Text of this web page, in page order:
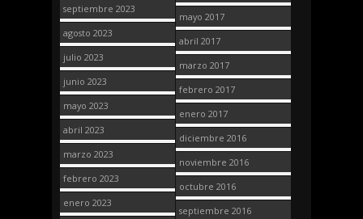
septiembre 2023
agosto 2023
julio 2023
junio 2023
mayo 2023
abril 2023
marzo 2023
febrero 2023
enero 2023
mayo 2017
abril 2017
marzo 2017
febrero 2017
enero 2017
diciembre 2016
noviembre 2016
octubre 2016
septiembre 2016